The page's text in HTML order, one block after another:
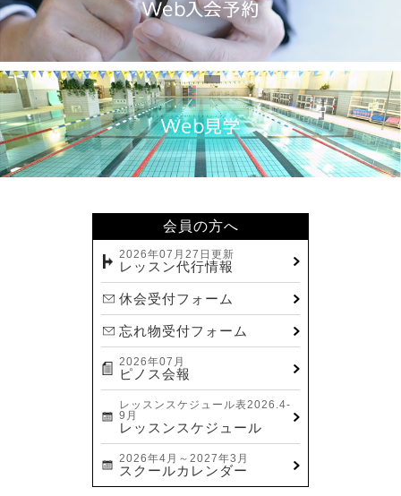
会員の方へ
2026年07月27日更新
レッスン代行情報
休会受付フォーム
忘れ物受付フォーム
2026年07月
ピノス会報
レッスンスケジュール表2026.4-
9月
レッスンスケジュール
2026年4月～2027年3月
スクールカレンダー